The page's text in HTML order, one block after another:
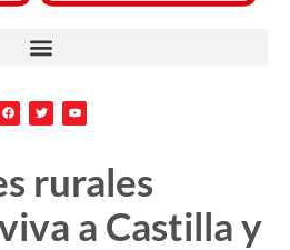
rurales
a Castilla y